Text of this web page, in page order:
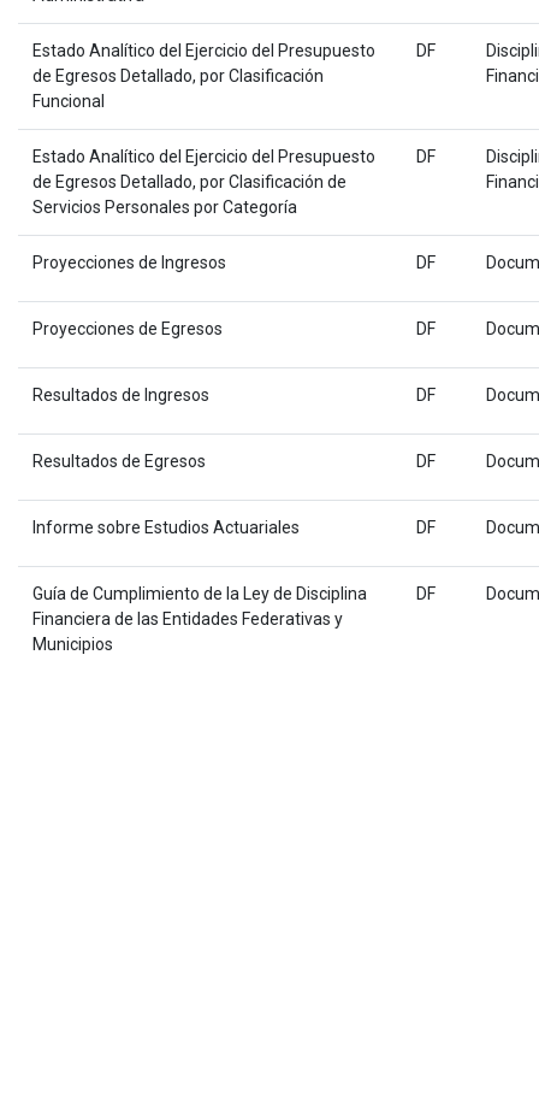
Estado Analítico del Ejercicio del Presupuesto
de Egresos Detallado, por Clasificación
Funcional
DF
Estado Analítico del Ejercicio del Presupuesto
de Egresos Detallado, por Clasificación de
Servicios Personales por Categoría
DF
Proyecciones de Ingresos DF
Proyecciones de Egresos DF
Resultados de Ingresos DF
Resultados de Egresos DF
Informe sobre Estudios Actuariales DF
Guía de Cumplimiento de la Ley de Disciplina
Financiera de las Entidades Federativas y
Municipios
DF